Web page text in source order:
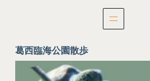
葛西臨海公園散歩